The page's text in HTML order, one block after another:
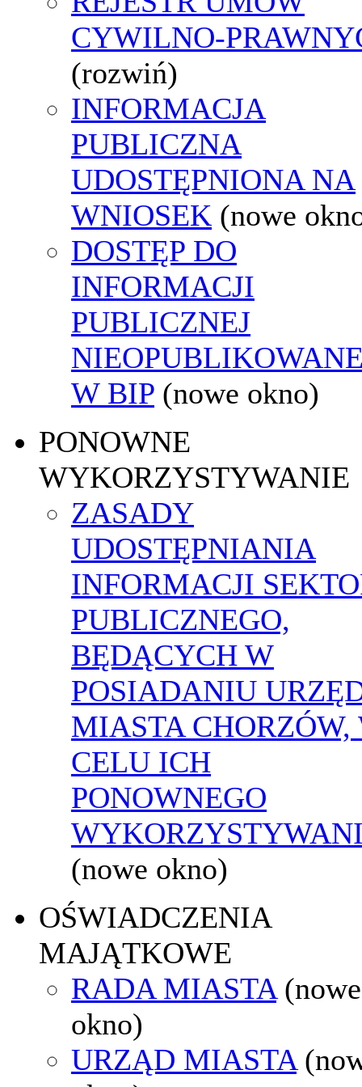
CYWILNO-
(rozwiń)
INFORMACJA
PUBLICZNA
UDOSTĘPNIONA NA
WNIOSEK (nowe
DOSTĘP DO
INFORMACJI
PUBLICZNEJ
W BIP (nowe okno)
PONOWNE
WYKORZYSTYWANIE
ZASADY
UDOSTĘPNIANIA
INFORMACJI
PUBLICZNEGO,
BĘDĄCYCH W
POSIADANIU
MIASTA CHORZÓW,
CELU ICH
PONOWNEGO
(nowe okno)
OŚWIADCZENIA
MAJĄTKOWE
RADA MIASTA (nowe
okno)
URZĄD MIASTA